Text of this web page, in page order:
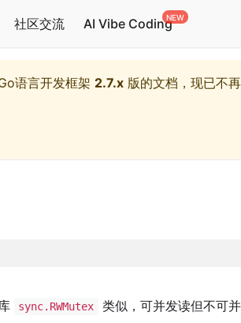
社区交流 AI Vibe Coding
语言开发框架 2.7.x 版的文档，现已不再
sync.RWMutex
类似，可并发读但不可